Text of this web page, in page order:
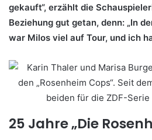
gekauft“, erzählt die
Beziehung gut getan, denn: „In
war Milos viel auf Tour, und ich
25 Jahre „Die